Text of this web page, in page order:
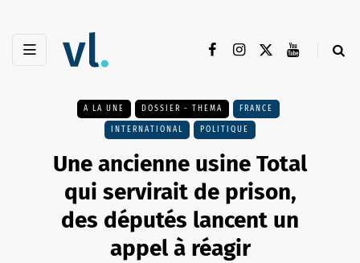
A LA UNE DOSSIER - THEMA FRANCE
INTERNATIONAL POLITIQUE
Une ancienne usine Total
qui servirait de prison,
des députés lancent un
appel à réagir